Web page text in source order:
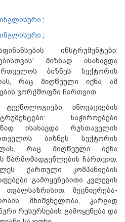
ინგლისური ;
ინგლისური ;
ინსტრუმენტები:
მიზნად ისახავდა
ბიზნეს სექტორის
რაც მიღწეული იქნა ამ
ვორქშოფში ჩართვით.
ტექნოლოგიები, ინოვაციების
საჭიროებები
ისახავდა რუსთაველის
ბიზნეს სექტორის
რაც მიღწეული იქნა
წარმომადგენლების ჩართვით.
ქართული კომპანიების
გამოყენებითი კვლევის
თვალსაზრისით, მეცნიერება-
მნიშვნელობა, კარგად
რესურსების გამოყენება და